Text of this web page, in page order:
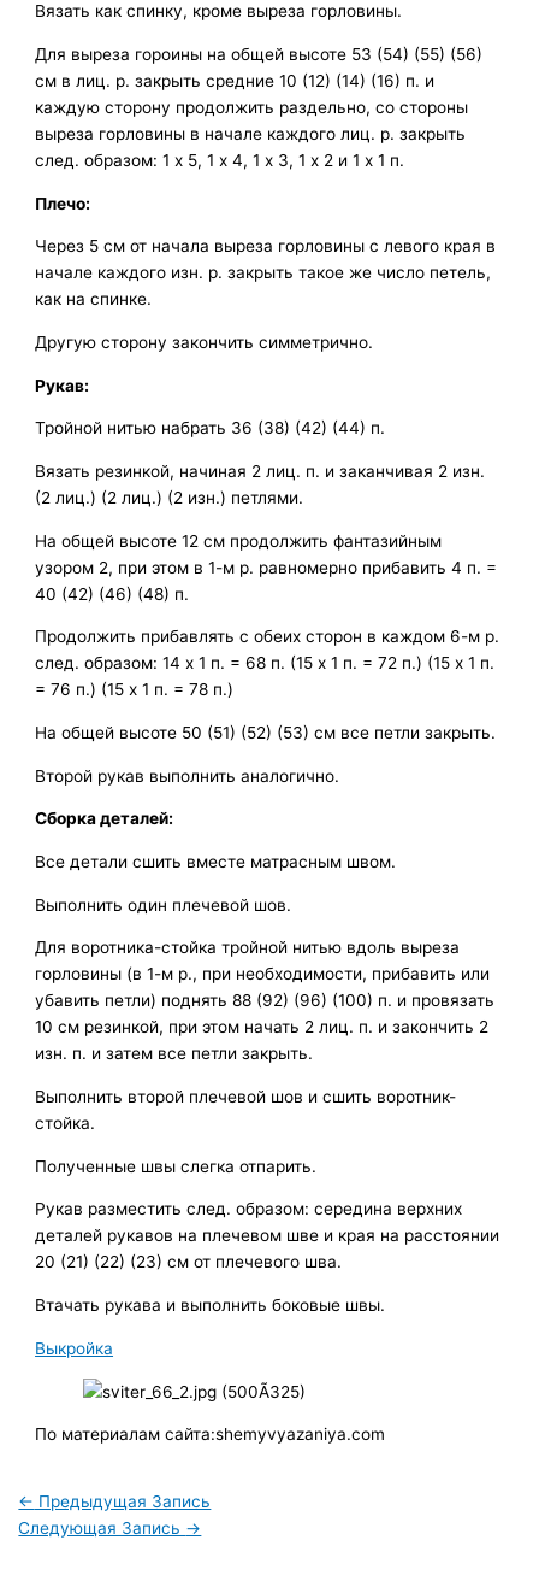
Вязать как спинку, кроме выреза горловины.
Для выреза гороины на общей высоте 53 (54) (55) (56)
см в лиц. р. закрыть средние 10 (12) (14) (16) п. и
каждую сторону продолжить раздельно, со стороны
выреза горловины в начале каждого лиц. р. закрыть
след. образом: 1 х 5, 1 х 4, 1 х 3, 1 х 2 и 1 х 1 п.
Плечо:
Через 5 см от начала выреза горловины с левого края в
начале каждого изн. р. закрыть такое же число петель,
как на спинке.
Другую сторону закончить симметрично.
Рукав:
Тройной нитью набрать 36 (38) (42) (44) п.
Вязать резинкой, начиная 2 лиц. п. и заканчивая 2 изн.
(2 лиц.) (2 лиц.) (2 изн.) петлями.
На общей высоте 12 см продолжить фантазийным
узором 2, при этом в 1-м р. равномерно прибавить 4 п. =
40 (42) (46) (48) п.
Продолжить прибавлять с обеих сторон в каждом 6-м р.
след. образом: 14 х 1 п. = 68 п. (15 х 1 п. = 72 п.) (15 х 1 п.
= 76 п.) (15 х 1 п. = 78 п.)
На общей высоте 50 (51) (52) (53) см все петли закрыть.
Второй рукав выполнить аналогично.
Сборка деталей:
Все детали сшить вместе матрасным швом.
Выполнить один плечевой шов.
Для воротника-стойка тройной нитью вдоль выреза
горловины (в 1-м р., при необходимости, прибавить или
убавить петли) поднять 88 (92) (96) (100) п. и провязать
10 см резинкой, при этом начать 2 лиц. п. и закончить 2
изн. п. и затем все петли закрыть.
Выполнить второй плечевой шов и сшить воротник-
стойка.
Полученные швы слегка отпарить.
Рукав разместить след. образом: середина верхних
деталей рукавов на плечевом шве и края на расстоянии
20 (21) (22) (23) см от плечевого шва.
Втачать рукава и выполнить боковые швы.
Выкройка
По материалам сайта:shemyvyazaniya.com
← Предыдущая Запись
Следующая Запись →